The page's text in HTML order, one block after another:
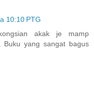
10:10 PTG
akak je mamp
Buku yang sangat bagus